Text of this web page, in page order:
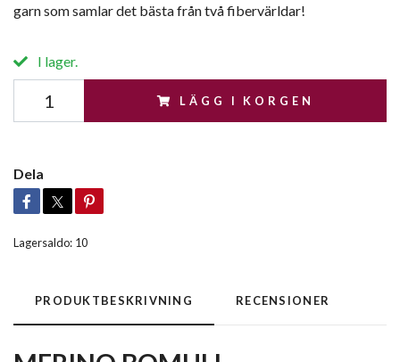
garn som samlar det bästa från två fibervärldar!
I lager.
LÄGG I KORGEN
Dela
Lagersaldo: 10
PRODUKTBESKRIVNING RECENSIONER